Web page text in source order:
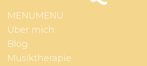
MENUMENU
Über mich
Blog
Musiktherapie